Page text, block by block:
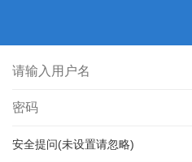
安全提问(未设置请忽略)